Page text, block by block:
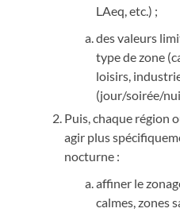
LAeq, etc.) ;
des valeurs
type de zone
loisirs,
(jour/soirée/
Puis, chaque région
agir plus
nocturne :
affiner le
calmes, zones